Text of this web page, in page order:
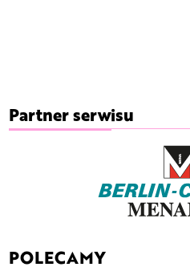
Partner serwisu
POLECAMY